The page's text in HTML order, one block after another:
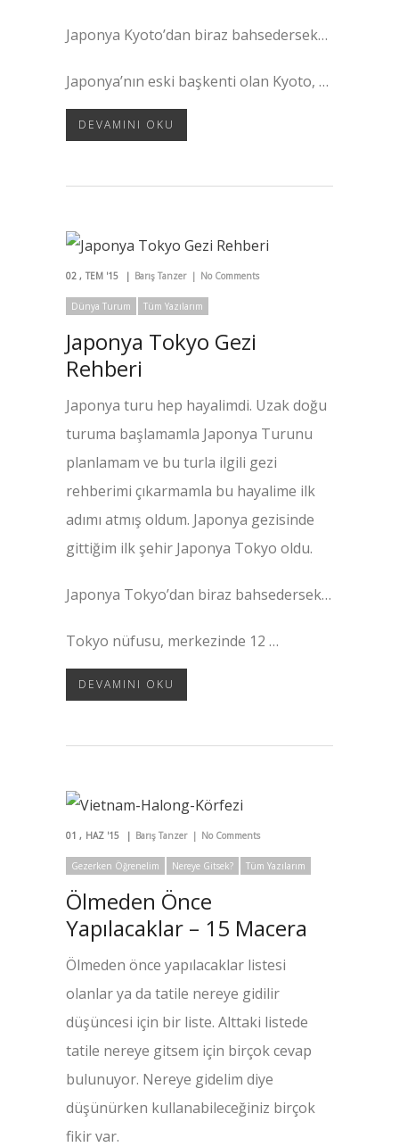
Japonya Kyoto’dan biraz bahsedersek…
Japonya’nın eski başkenti olan Kyoto, …
DEVAMINI OKU
02 TEM '15 Barış Tanzer No Comments
Dünya Turum Tüm Yazılarım
Japonya Tokyo Gezi
Rehberi
Japonya turu hep hayalimdi. Uzak doğu
turuma başlamamla Japonya Turunu
planlamam ve bu turla ilgili gezi
rehberimi çıkarmamla bu hayalime ilk
adımı atmış oldum. Japonya gezisinde
gittiğim ilk şehir Japonya Tokyo oldu.
Japonya Tokyo’dan biraz bahsedersek…
Tokyo nüfusu, merkezinde 12 …
DEVAMINI OKU
01 HAZ '15 Barış Tanzer No Comments
Gezerken Öğrenelim Nereye Gitsek? Tüm Yazılarım
Ölmeden Önce
Yapılacaklar – 15 Macera
Ölmeden önce yapılacaklar listesi
olanlar ya da tatile nereye gidilir
düşüncesi için bir liste. Alttaki listede
tatile nereye gitsem için birçok cevap
bulunuyor. Nereye gidelim diye
düşünürken kullanabileceğiniz birçok
fikir var.